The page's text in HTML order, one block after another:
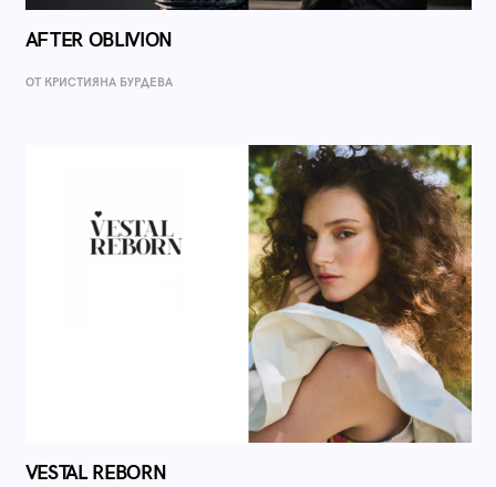
AFTER OBLIVION
ОТ КРИСТИЯНА БУРДЕВА
VESTAL REBORN